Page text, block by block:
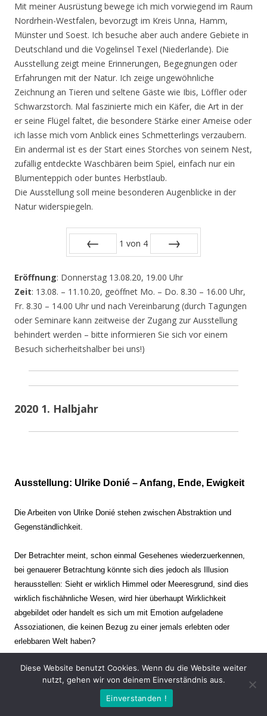
Mit meiner Ausrüstung bewege ich mich vorwiegend im Raum
Nordrhein-Westfalen, bevorzugt im Kreis Unna, Hamm,
Münster und Soest. Ich besuche aber auch andere Gebiete in
Deutschland und die Vogelinsel Texel (Niederlande). Die
Ausstellung zeigt meine Erinnerungen, Begegnungen oder
Erfahrungen mit der Natur. Ich zeige ungewöhnliche
Zeichnung an Tieren und seltene Gäste wie Ibis, Löffler oder
Schwarzstorch. Mal faszinierte mich ein Käfer, die Art in der
er seine Flügel faltet, die besondere Stärke einer Ameise oder
ich lasse mich vom Anblick eines Schmetterlings verzaubern.
Ein andermal ist es der Start eines Storches von seinem Nest,
zufällig entdeckte Waschbären beim Spiel, einfach nur ein
Blumenteppich oder buntes Herbstlaub.
Die Ausstellung soll meine besonderen Augenblicke in der
Natur widerspiegeln.
1 von 4
Eröffnung: Donnerstag 13.08.20, 19.00 Uhr
Zeit: 13.08. – 11.10.20, geöffnet Mo. – Do. 8.30 – 16.00 Uhr,
Fr. 8.30 – 14.00 Uhr und nach Vereinbarung (durch Tagungen
oder Seminare kann zeitweise der Zugang zur Ausstellung
behindert werden – bitte informieren Sie sich vor einem
Besuch sicherheitshalber bei uns!)
2020 1. Halbjahr
Ausstellung: Ulrike Donié – Anfang, Ende, Ewigkeit
Die Arbeiten von Ulrike Donié stehen zwischen Abstraktion und
Gegenständlichkeit.
Der Betrachter meint, schon einmal Gesehenes wiederzuerkennen,
bei genauerer Betrachtung könnte sich dies jedoch als Illusion
herausstellen: Sieht er wirklich Himmel oder Meeresgrund, sind dies
wirklich fischähnliche Wesen, wird hier überhaupt Wirklichkeit
abgebildet oder handelt es sich um mit Emotion aufgeladene
Assoziationen, die keinen Bezug zu einer jemals erlebten oder
erlebbaren Welt haben?
Verharren und Dynamik stehen sich dabei gegenüber. Zeit steht still
oder verrinnt im Nu. Es soll dabei eine Spannung, auch farblich, bis
zur Schmerzgrenze erzeugt werden. Die Arbeiten stellen ambivalente
Diese Website benutzt Cookies. Wenn du die Website weiter
nutzt, gehen wir von deinem Einverständnis aus.
Einverstanden !